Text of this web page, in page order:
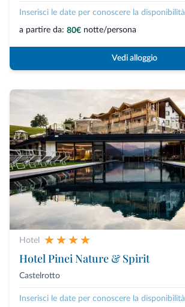
Inserisci le date per conoscere la disponibilità
a partire da: 80€ notte/persona
Vedi alloggio
Hotel
Hotel Pinei Nature & Spirit
Castelrotto
Inserisci le date per conoscere la disponibilità